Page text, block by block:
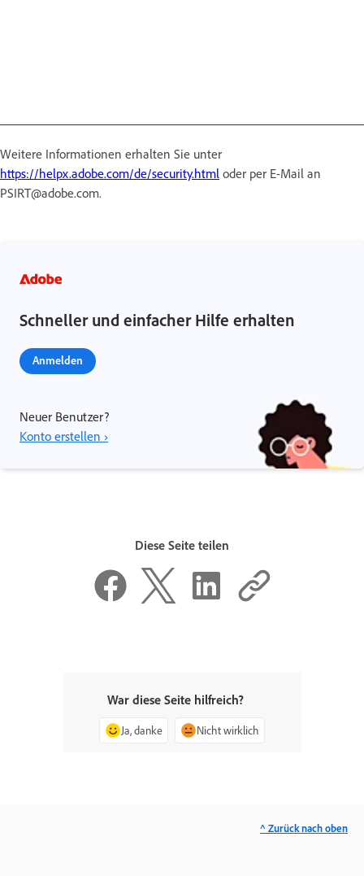
Weitere Informationen erhalten Sie unter
https://helpx.adobe.com/de/security.html oder per E-Mail an
PSIRT@adobe.com.
Schneller und einfacher Hilfe erhalten
Anmelden
Neuer Benutzer?
Konto erstellen ›
Diese Seite teilen
War diese Seite hilfreich?
Ja, danke Nicht wirklich
^ Zurück nach oben